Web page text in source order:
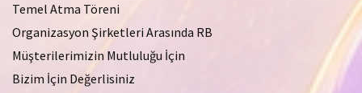
Temel Atma Töreni
Organizasyon Şirketleri Arasında RB
Müşterilerimizin Mutluluğu İçin
Bizim İçin Değerlisiniz